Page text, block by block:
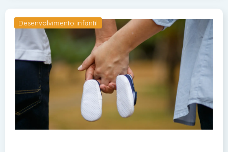
Desenvolvimento infantil